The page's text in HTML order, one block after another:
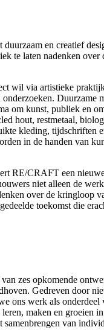
en creatief
te laten nadenken over
wil via artistieke
onderzoeken. Duurzame
om kunst, publiek en
hout, restmetaal,
kleding, tijdschriften
in de handen van
RE/CRAFT een
niet alleen de
over de kringloop
toekomst die
zes opkomende
Gedreven door
ons werk als onderdeel
maken en groeien
samenbrengen van